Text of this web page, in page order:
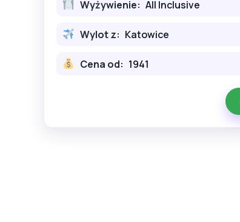
Wyżywienie: All Inclusive
Wylot z: Katowice
Cena od: 1941